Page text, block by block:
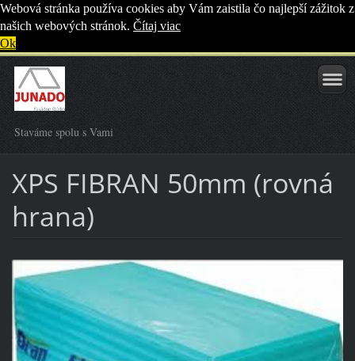
Webová stránka používa cookies aby Vám zaistila čo najlepší zážitok z
našich webových stránok. Čítaj viac
Ok
Staváme spolu s Vami
XPS FIBRAN 50mm (rovná
hrana)